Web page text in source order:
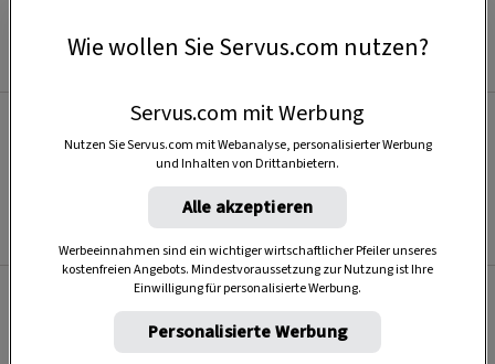
Mein Daheim
Wie wollen Sie Servus.com nutzen?
Servus.com mit Werbung
Nutzen Sie Servus.com mit Webanalyse, personalisierter Werbung
und Inhalten von Drittanbietern.
Alle akzeptieren
Werbeeinnahmen sind ein wichtiger wirtschaftlicher Pfeiler unseres
kostenfreien Angebots. Mindestvoraussetzung zur Nutzung ist Ihre
Einwilligung für personalisierte Werbung.
Personalisierte Werbung